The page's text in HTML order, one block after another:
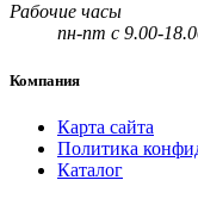
Рабочие часы
пн-пт с 9.00-
Компания
Карта сайта
Политика
Каталог